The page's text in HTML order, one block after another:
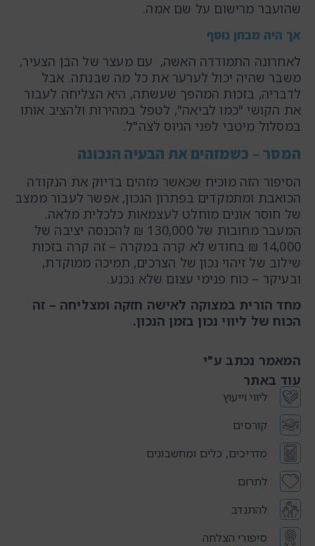
המאמר נכתב ע"י
עוד באתר
ליווי וייעוץ
קורסים
מדריכים, כלים ומחשבונים
לתרום
להתנדב
סיפורי הצלחה
שהועבר מרישום על שם אמה.
אך היה מבחן נוסף
לאחרונה התמודדה האשה, עם מעצר של הבן הצעיר,
משבר שהיה יכול לערער את כל מה שבנתה. אבל
לדבריה, בזכות המהפך שעשתה, היא הצליחה לעבור
את הקושי "כמו לביאה", לטפל במהירות ולהציב אותו
במסלול מיטבי לפני הגיוס לצה"ל.
המסר – כשמזהים את הבעיה הנכונה
הסיפור הזה מוכיח שכאשר מזהים בדיוק את הנקודה
הכואבת ומתמקדים בפתרון הנכון, אפשר לעבור ממצב
של חוסר אונים מוחלט לעצמאות כלכלית מלאה.
המעבר מחובות של 130,000 ₪ להכנסה יציבה של
14,000 ₪ בחודש לא קרה במקרה – זה קרה בזכות
שילוב של זיהוי נכון של הצרכים, תמיכה ממוקדת,
ובעיקר – כוח פנימי עצום שלא נכנע.
מחד הורית במצוקה לאישה חזקה ומצליחה – זה
הכוח של ליווי נכון בזמן הנכון.